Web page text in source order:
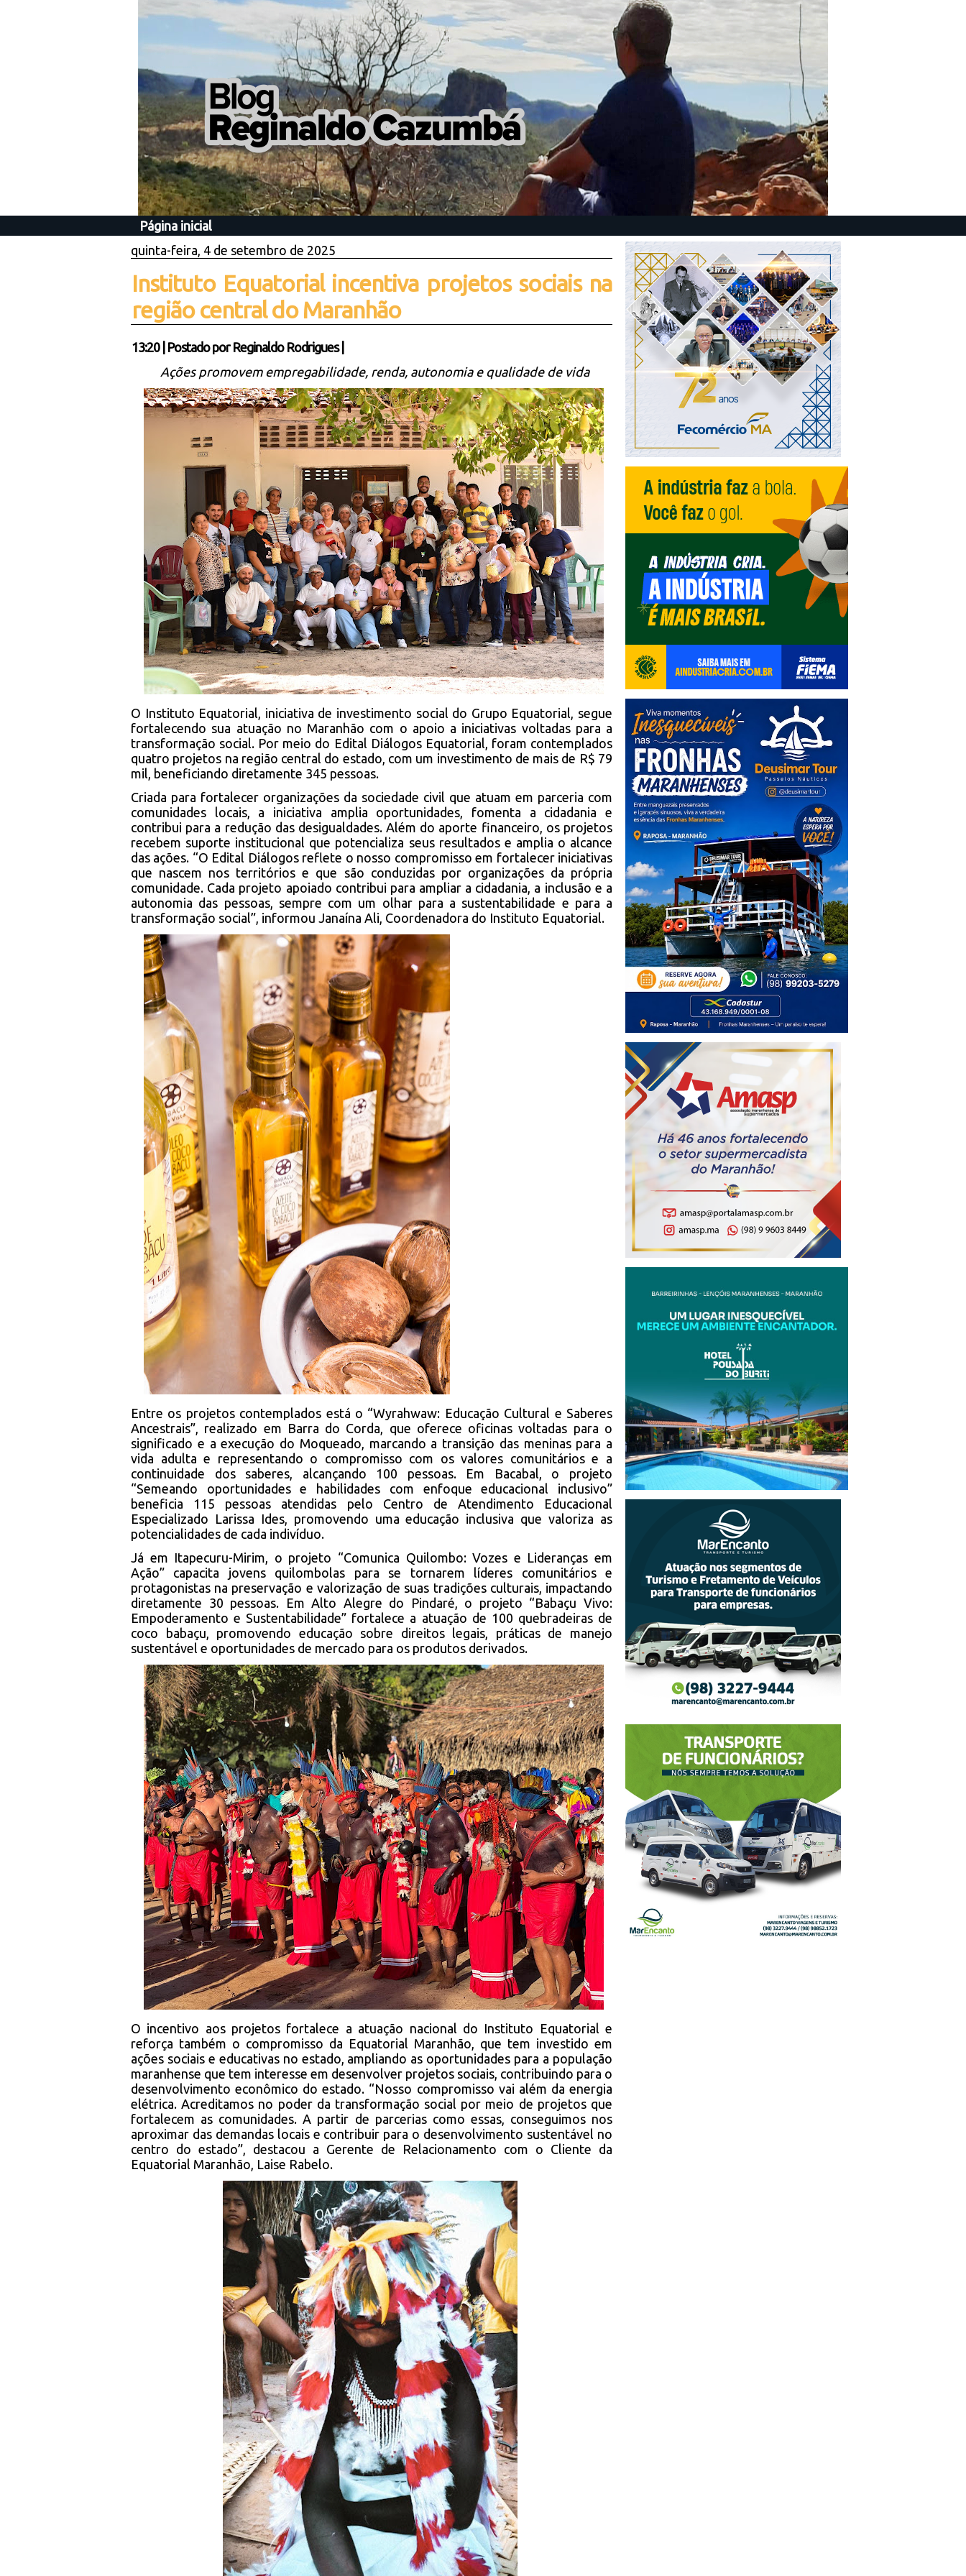
Página inicial
quinta-feira, 4 de setembro de 2025
Instituto Equatorial incentiva projetos sociais na
região central do Maranhão
13:20| Postado por Reginaldo Rodrigues
Ações promovem empregabilidade, renda, autonomia e qualidade de vida
O Instituto Equatorial, iniciativa de investimento social do Grupo Equatorial, segue
fortalecendo sua atuação no Maranhão com o apoio a iniciativas voltadas para a
transformação social. Por meio do Edital Diálogos Equatorial, foram contemplados
quatro projetos na região central do estado, com um investimento de mais de R$ 79
mil, beneficiando diretamente 345 pessoas.
Criada para fortalecer organizações da sociedade civil que atuam em parceria com
comunidades locais, a iniciativa amplia oportunidades, fomenta a cidadania e
contribui para a redução das desigualdades. Além do aporte financeiro, os projetos
recebem suporte institucional que potencializa seus resultados e amplia o alcance
das ações. “O Edital Diálogos reflete o nosso compromisso em fortalecer iniciativas
que nascem nos territórios e que são conduzidas por organizações da própria
comunidade. Cada projeto apoiado contribui para ampliar a cidadania, a inclusão e a
autonomia das pessoas, sempre com um olhar para a sustentabilidade e para a
transformação social”, informou Janaína Ali, Coordenadora do Instituto Equatorial.
Entre os projetos contemplados está o “Wyrahwaw: Educação Cultural e Saberes
Ancestrais”, realizado em Barra do Corda, que oferece oficinas voltadas para o
significado e a execução do Moqueado, marcando a transição das meninas para a
vida adulta e representando o compromisso com os valores comunitários e a
continuidade dos saberes, alcançando 100 pessoas. Em Bacabal, o projeto
“Semeando oportunidades e habilidades com enfoque educacional inclusivo”
beneficia 115 pessoas atendidas pelo Centro de Atendimento Educacional
Especializado Larissa Ides, promovendo uma educação inclusiva que valoriza as
potencialidades de cada indivíduo.
Já em Itapecuru-Mirim, o projeto “Comunica Quilombo: Vozes e Lideranças em
Ação” capacita jovens quilombolas para se tornarem líderes comunitários e
protagonistas na preservação e valorização de suas tradições culturais, impactando
diretamente 30 pessoas. Em Alto Alegre do Pindaré, o projeto “Babaçu Vivo:
Empoderamento e Sustentabilidade” fortalece a atuação de 100 quebradeiras de
coco babaçu, promovendo educação sobre direitos legais, práticas de manejo
sustentável e oportunidades de mercado para os produtos derivados.
O incentivo aos projetos fortalece a atuação nacional do Instituto Equatorial e
reforça também o compromisso da Equatorial Maranhão, que tem investido em
ações sociais e educativas no estado, ampliando as oportunidades para a população
maranhense que tem interesse em desenvolver projetos sociais, contribuindo para o
desenvolvimento econômico do estado. “Nosso compromisso vai além da energia
elétrica. Acreditamos no poder da transformação social por meio de projetos que
fortalecem as comunidades. A partir de parcerias como essas, conseguimos nos
aproximar das demandas locais e contribuir para o desenvolvimento sustentável no
centro do estado”, destacou a Gerente de Relacionamento com o Cliente da
Equatorial Maranhão, Laise Rabelo.